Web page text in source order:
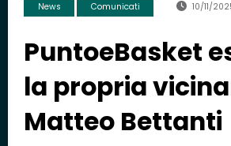
News Comunicati 10/11/
PuntoeBasket
la propria
Matteo Bettanti